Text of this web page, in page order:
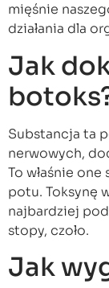
mięśnie
działania dla
Jak
Substancja ta
nerwowych,
To właśnie
potu. Toksynę
najbardziej
stopy, czoło.
Jak